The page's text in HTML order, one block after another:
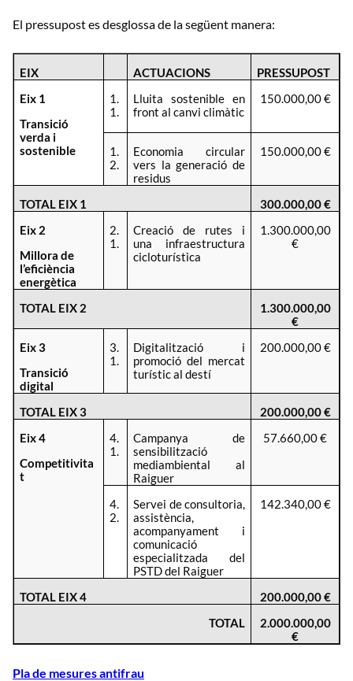
El pressupost es desglossa de la següent manera:
EIX ACTUACIONS
PRESSUPOST
Eix 1
Transició
verda i
sostenible
1.
1.
Lluita sostenible en
front al canvi climàtic
150.000,00 €
1.
2.
Economia circular
vers la generació de
residus
150.000,00 €
TOTAL EIX 1
300.000,00 €
Eix 2
Millora de
l’eficiència
energètica
2.
1.
Creació de rutes i
una infraestructura
cicloturística
1.300.000,00
€
TOTAL EIX 2
1.300.000,00
€
Eix 3
Transició
digital
3.
1.
Digitalització i
promoció del mercat
turístic al destí
200.000,00 €
TOTAL EIX 3
200.000,00 €
Eix 4
Competitivita
t
4.
1.
Campanya de
sensibilització
mediambiental al
Raiguer
57.660,00 €
4.
2.
Servei de consultoria,
assistència,
acompanyament i
comunicació
especialitzada del
PSTD del Raiguer
142.340,00 €
TOTAL EIX 4
200.000,00 €
TOTAL
2.000.000,00
€
Pla de mesures antifrau